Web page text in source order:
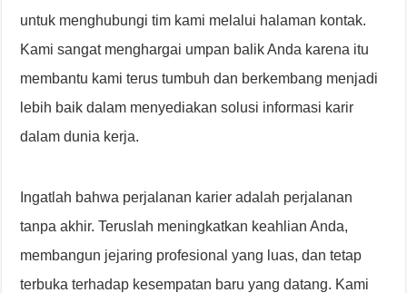
untuk menghubungi tim kami melalui halaman kontak.
Kami sangat menghargai umpan balik Anda karena itu
membantu kami terus tumbuh dan berkembang menjadi
lebih baik dalam menyediakan solusi informasi karir
dalam dunia kerja.
Ingatlah bahwa perjalanan karier adalah perjalanan
tanpa akhir. Teruslah meningkatkan keahlian Anda,
membangun jejaring profesional yang luas, dan tetap
terbuka terhadap kesempatan baru yang datang. Kami